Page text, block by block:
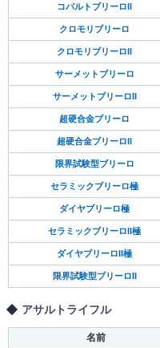
コバルトブリーロII
クロモリブリーロ
クロモリブリーロII
サーメットブリーロ
サーメットブリーロII
超硬合金ブリーロ
超硬合金ブリーロII
限界試験型ブリーロ
セラミックブリーロ極
ダイヤブリーロ極
セラミックブリーロII極
ダイヤブリーロII極
限界試験型ブリーロII
アサルトライフル
名前